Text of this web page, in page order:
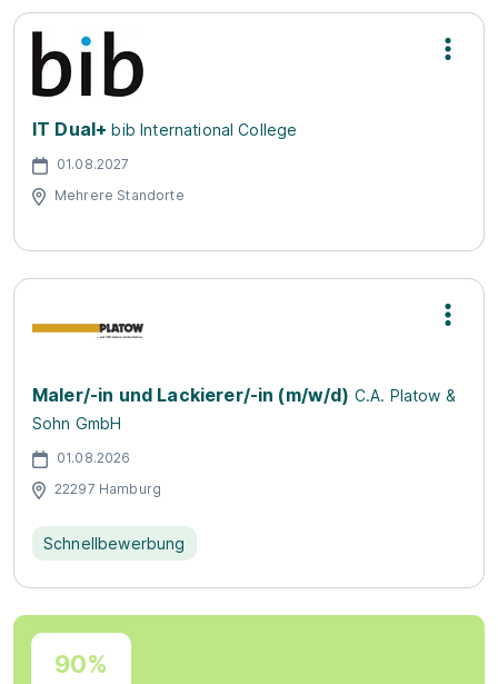
IT Dual+ bib International College
01.08.2027
Mehrere Standorte
Maler/-in und Lackierer/-in (m/w/d) C.A. Platow &
Sohn GmbH
01.08.2026
22297 Hamburg
Schnellbewerbung
90%